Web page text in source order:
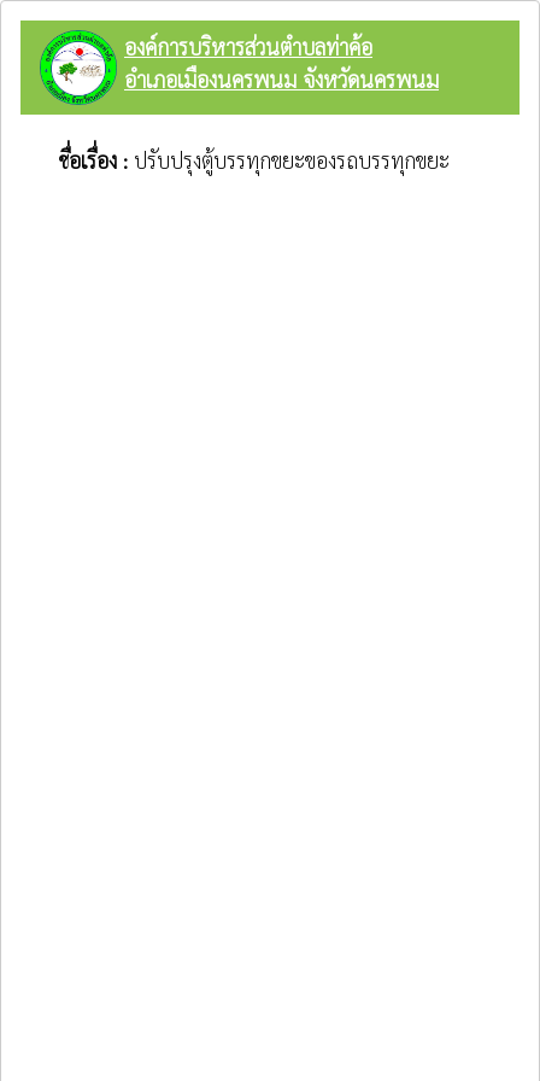
องค์การบริหารส่วนตำบลท่าค้อ
อำเภอเมืองนครพนม จังหวัดนครพนม
ชื่อเรื่อง : ปรับปรุงตู้บรรทุกขยะของรถบรรทุกขยะ